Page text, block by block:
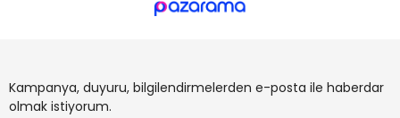
Kampanya, duyuru, bilgilendirmelerden e-posta ile haberdar
olmak istiyorum.